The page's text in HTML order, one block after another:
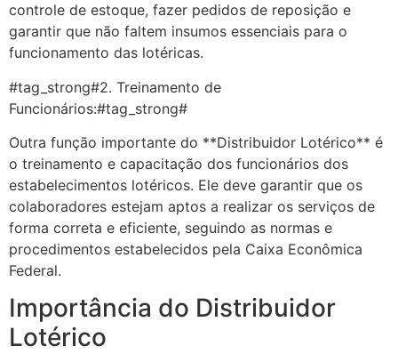
controle de estoque, fazer pedidos de reposição e
garantir que não faltem insumos essenciais para o
funcionamento das lotéricas.
#tag_strong#2. Treinamento de
Funcionários:#tag_strong#
Outra função importante do **Distribuidor Lotérico** é
o treinamento e capacitação dos funcionários dos
estabelecimentos lotéricos. Ele deve garantir que os
colaboradores estejam aptos a realizar os serviços de
forma correta e eficiente, seguindo as normas e
procedimentos estabelecidos pela Caixa Econômica
Federal.
Importância do Distribuidor
Lotérico